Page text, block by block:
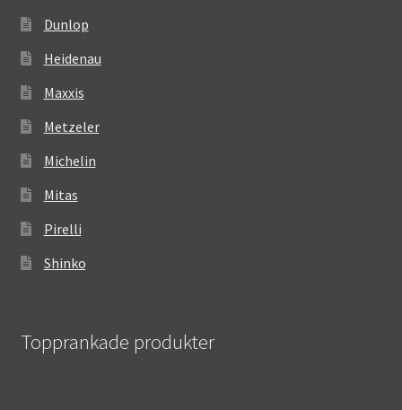
Dunlop
Heidenau
Maxxis
Metzeler
Michelin
Mitas
Pirelli
Shinko
Topprankade produkter